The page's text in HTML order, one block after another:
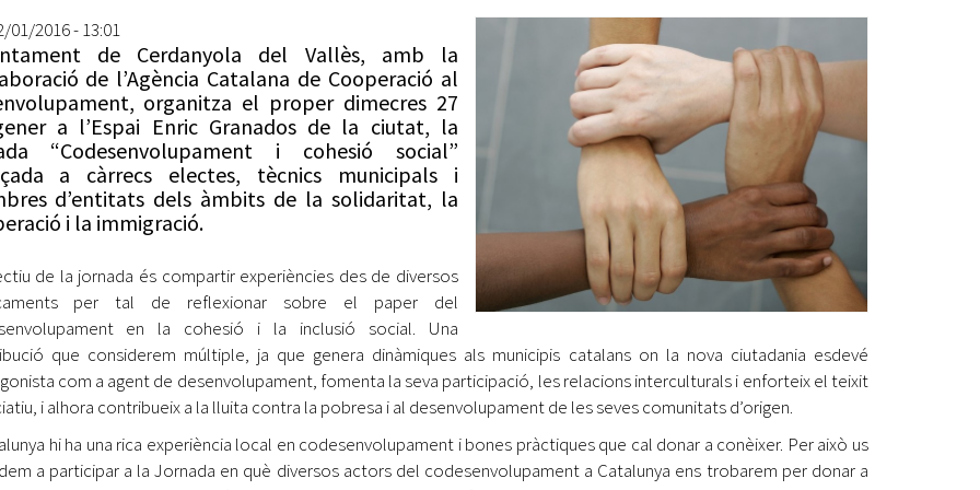
Ètica i Integritat
Retiment de Comptes
Accés a Informació Pública
Dades Obertes
Catàleg de Serveis i Tràmits
jove 2026
Cerdanyola opta a més de 5 milions d'euros del Pla de
Barris per transformar les Fontetes, Quatre Cantons i
l'entorn de l'avinguda Catalunya
El FIT presenta el cartell de la seva 16a edició i dona el
tret de sortida al festival
l'eclipsi solar
Entitats
Equipaments
Mercats Municipals
Webs Municipals
01/2016 - 13:01
de Cerdanyola del Vallès, amb la
de l’Agència Catalana de Cooperació al
organitza el proper dimecres 27
a l’Espai Enric Granados de la ciutat, la
“Codesenvolupament i cohesió social”
a càrrecs electes, tècnics municipals i
d’entitats dels àmbits de la solidaritat, la
i la immigració.
de la jornada és compartir experiències des de diversos
per tal de reflexionar sobre el paper del
en la cohesió i la inclusió social. Una
que considerem múltiple, ja que genera dinàmiques als municipis catalans on la nova ciutadania esdevé
com a agent de desenvolupament, fomenta la seva participació, les relacions interculturals i enforteix el teixit
i alhora contribueix a la lluita contra la pobresa i al desenvolupament de les seves comunitats d’origen.
hi ha una rica experiència local en codesenvolupament i bones pràctiques que cal donar a conèixer. Per això us
a participar a la Jornada en què diversos actors del codesenvolupament a Catalunya ens trobarem per donar a